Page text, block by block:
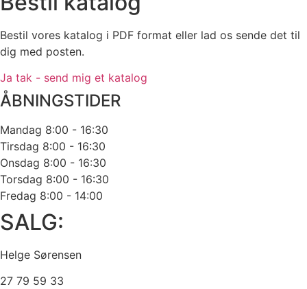
Bestil vores katalog i PDF format eller lad os sende det til
dig med posten.
Ja tak - send mig et katalog
ÅBNINGSTIDER
Mandag 8:00 - 16:30
Tirsdag 8:00 - 16:30
Onsdag 8:00 - 16:30
Torsdag 8:00 - 16:30
Fredag 8:00 - 14:00
SALG:
Helge Sørensen
27 79 59 33